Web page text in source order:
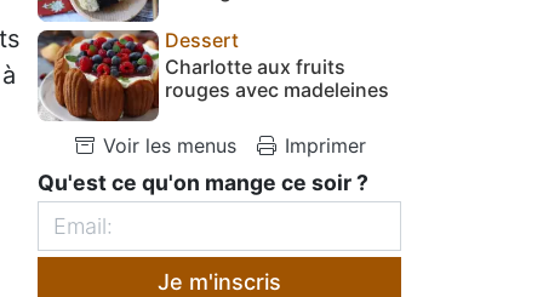
Dessert
Charlotte aux fruits
rouges avec madeleines
Voir les menus Imprimer
Qu'est ce qu'on mange ce soir ?
Je m'inscris